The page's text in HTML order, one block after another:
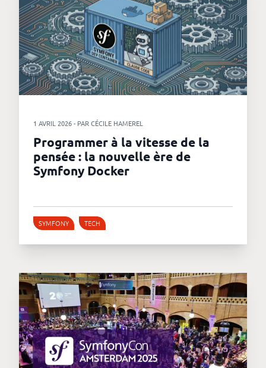
1 AVRIL 2026 - PAR CÉCILE HAMEREL
Programmer à la vitesse de la
pensée : la nouvelle ère de
Symfony Docker
SYMFONY TECH